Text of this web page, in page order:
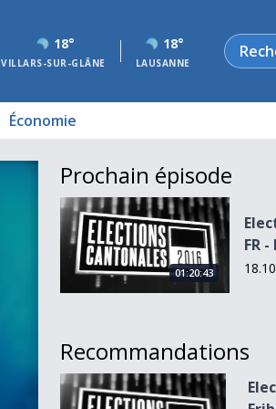
18°
VILLARS-SUR-GLÂNE
18°
LAUSANNE
Économie
Prochain épisode
Elections Cantonales FR - Débat
01:20:43
FR
Recommandations
Elections Cantonales